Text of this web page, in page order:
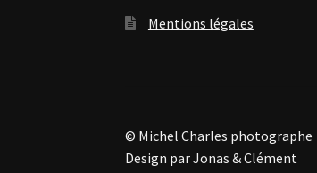
Mentions légales
© Michel Charles photographe
Design par Jonas & Clément